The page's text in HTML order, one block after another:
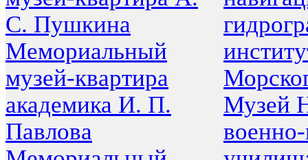
С. Пушкина
Мемориальный
музей-квартира
академика И. П.
Павлова
Музей